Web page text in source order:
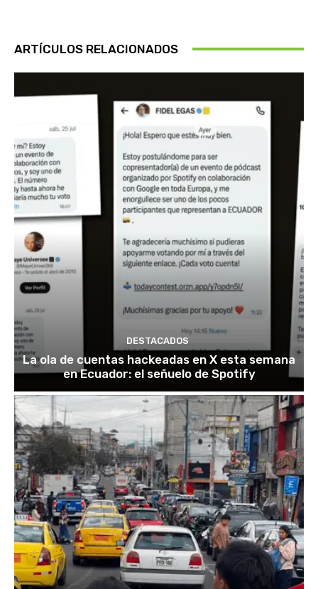
ARTÍCULOS RELACIONADOS
DESTACADOS
La ola de cuentas hackeadas en X esta semana
en Ecuador: el señuelo de Spotify